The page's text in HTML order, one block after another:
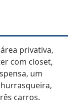
privativa,
com closet,
um
carros.